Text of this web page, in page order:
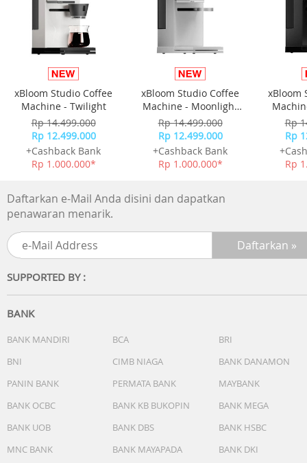
xBloom Studio Coffee
Machine - Twilight
Rp 14.499.000
Rp 12.499.000
+Cashback Bank
Rp 1.000.000*
xBloom Studio Coffee
Machine - Moonlight
White
Rp 14.499.000
Rp 12.499.000
+Cashback Bank
Rp 1.000.000*
xBloom
Rp
Rp
Rp
Daftarkan e-Mail Anda disini dan dapatkan
penawaran menarik.
SUPPORTED BY :
BANK
BANK MANDIRI BCA
BRI
BNI
CIMB NIAGA
BANK DANAMON
PANIN BANK
PERMATA BANK
MAYBANK
BANK OCBC
BANK KB BUKOPIN
BANK MEGA
BANK UOB
BANK DBS
BANK HSBC
MNC BANK
BANK MAYAPADA
BANK DKI